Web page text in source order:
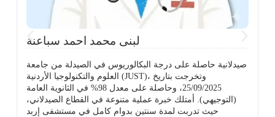
لبنى محمد احمد سباعنة
صيدلانية حاصلة على درجة البكالوريوس في الصيدلة من جامعة
العلوم والتكنولوجيا الأردنية (JUST)، وتخرجت بتاريخ
25/09/2025، وحاصلة على معدل 98% في الثانوية العامة
(التوجيهي). أمتلك خبرة عملية متنوعة في القطاع الصيدلاني،
حيث تدربت لمدة سنتين بدوام كامل في مستشفى إربد